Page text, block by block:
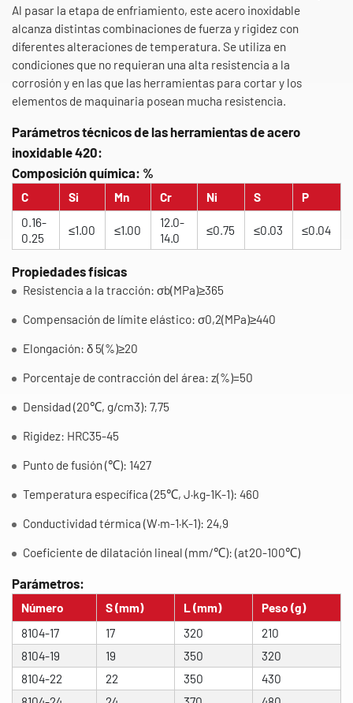
Al pasar la etapa de enfriamiento, este acero inoxidable
alcanza distintas combinaciones de fuerza y rigidez con
diferentes alteraciones de temperatura. Se utiliza en
condiciones que no requieran una alta resistencia a la
corrosión y en las que las herramientas para cortar y los
elementos de maquinaria posean mucha resistencia.
Parámetros técnicos de las herramientas de acero
inoxidable 420:
Composición química: %
C Si Mn Cr Ni S
P
0.16-
0.25
≤1.00 ≤1.00
12.0-
14.0
≤0.75 ≤0.03 ≤0.04
Propiedades físicas
Resistencia a la tracción: σb(MPa)≥365
Compensación de límite elástico: σ0,2(MPa)≥440
Elongación: δ 5(%)≥20
Porcentaje de contracción del área: z(%)=50
Densidad (20℃, g/cm3): 7,75
Rigidez: HRC35-45
Punto de fusión (℃): 1427
Temperatura específica (25℃, J·kg-1K-1): 460
Conductividad térmica (W·m-1·K-1): 24,9
Coeficiente de dilatación lineal (mm/℃): (at20-100℃)
Parámetros:
Número S (mm) L (mm)
Peso (g)
8104-17
17 320
210
8104-19
19 350
320
8104-22
22 350
430